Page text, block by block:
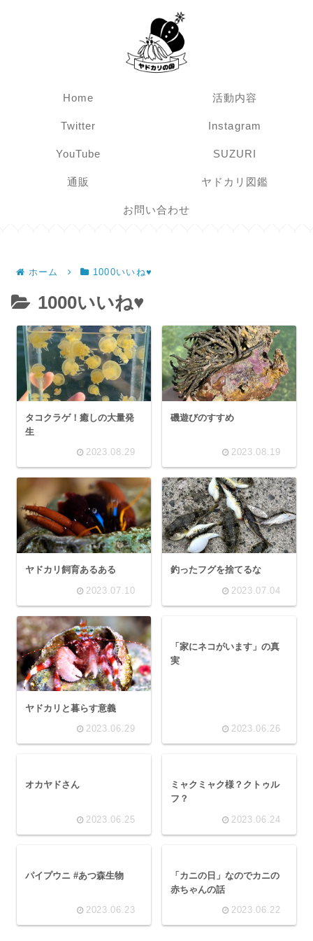
Home 活動内容
Twitter Instagram
YouTube SUZURI
通販 ヤドカリ図鑑
お問い合わせ
ホーム 1000いいね♥
1000いいね♥
タコクラゲ！癒しの大量発
生
2023.08.29
磯遊びのすすめ
2023.08.19
ヤドカリ飼育あるある
2023.07.10
釣ったフグを捨てるな
2023.07.04
ヤドカリと暮らす意義
2023.06.29
「家にネコがいます」の真
実
2023.06.26
オカヤドさん
2023.06.25
ミャクミャク様？クトゥル
フ？
2023.06.24
パイプウニ #あつ森生物
2023.06.23
「カニの日」なのでカニの
赤ちゃんの話
2023.06.22